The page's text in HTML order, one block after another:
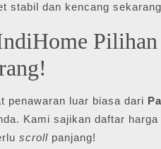
stabil dan kencang
penawaran luar biasa dari
Kami sajikan daftar
scroll panjang!